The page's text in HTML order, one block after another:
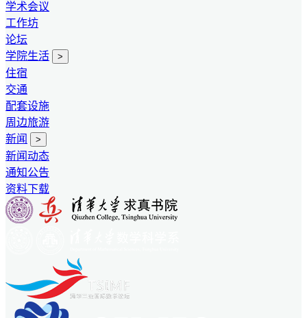
学术会议
工作坊
论坛
学院生活
>
住宿
交通
配套设施
周边旅游
新闻
>
新闻动态
通知公告
资料下载